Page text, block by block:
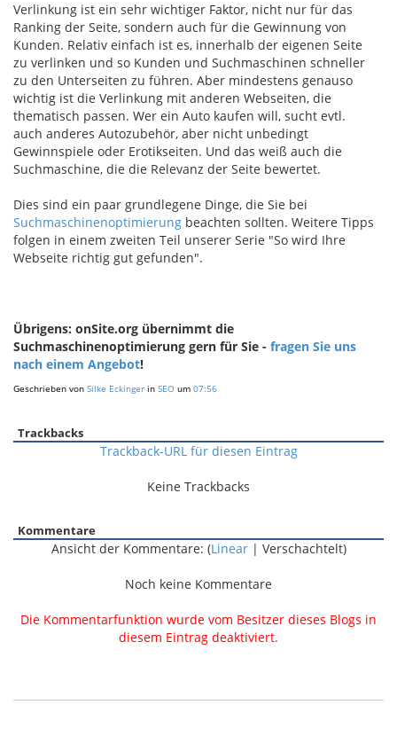
Verlinkung ist ein sehr wichtiger Faktor, nicht nur für das
Ranking der Seite, sondern auch für die Gewinnung von
Kunden. Relativ einfach ist es, innerhalb der eigenen Seite
zu verlinken und so Kunden und Suchmaschinen schneller
zu den Unterseiten zu führen. Aber mindestens genauso
wichtig ist die Verlinkung mit anderen Webseiten, die
thematisch passen. Wer ein Auto kaufen will, sucht evtl.
auch anderes Autozubehör, aber nicht unbedingt
Gewinnspiele oder Erotikseiten. Und das weiß auch die
Suchmaschine, die die Relevanz der Seite bewertet.
Dies sind ein paar grundlegene Dinge, die Sie bei
Suchmaschinenoptimierung beachten sollten. Weitere Tipps
folgen in einem zweiten Teil unserer Serie "So wird Ihre
Webseite richtig gut gefunden".
Übrigens: onSite.org übernimmt die
Suchmaschinenoptimierung gern für Sie - fragen Sie uns
nach einem Angebot!
Geschrieben von Silke Eckinger in SEO um 07:56
Trackbacks
Trackback-URL für diesen Eintrag
Keine Trackbacks
Kommentare
Ansicht der Kommentare: (Linear| Verschachtelt)
Noch keine Kommentare
Die Kommentarfunktion wurde vom Besitzer dieses Blogs in
diesem Eintrag deaktiviert.